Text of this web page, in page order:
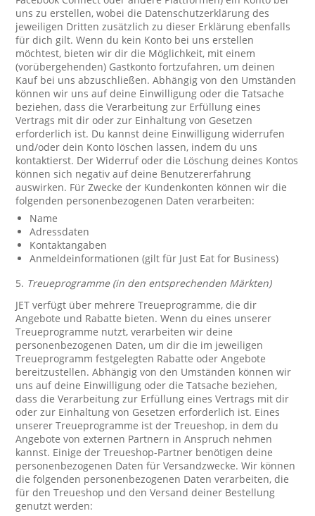
uns zu erstellen, wobei die Datenschutzerklärung des
jeweiligen Dritten zusätzlich zu dieser Erklärung ebenfalls
für dich gilt. Wenn du kein Konto bei uns erstellen
möchtest, bieten wir dir die Möglichkeit, mit einem
(vorübergehenden) Gastkonto fortzufahren, um deinen
Kauf bei uns abzuschließen. Abhängig von den Umständen
können wir uns auf deine Einwilligung oder die Tatsache
beziehen, dass die Verarbeitung zur Erfüllung eines
Vertrags mit dir oder zur Einhaltung von Gesetzen
erforderlich ist. Du kannst deine Einwilligung widerrufen
und/oder dein Konto löschen lassen, indem du uns
kontaktierst. Der Widerruf oder die Löschung deines Kontos
können sich negativ auf deine Benutzererfahrung
auswirken. Für Zwecke der Kundenkonten können wir die
folgenden personenbezogenen Daten verarbeiten:
Name
Adressdaten
Kontaktangaben
Anmeldeinformationen (gilt für Just Eat for Business)
5. Treueprogramme (in den entsprechenden Märkten)
JET verfügt über mehrere Treueprogramme, die dir
Angebote und Rabatte bieten. Wenn du eines unserer
Treueprogramme nutzt, verarbeiten wir deine
personenbezogenen Daten, um dir die im jeweiligen
Treueprogramm festgelegten Rabatte oder Angebote
bereitzustellen. Abhängig von den Umständen können wir
uns auf deine Einwilligung oder die Tatsache beziehen,
dass die Verarbeitung zur Erfüllung eines Vertrags mit dir
oder zur Einhaltung von Gesetzen erforderlich ist. Eines
unserer Treueprogramme ist der Treueshop, in dem du
Angebote von externen Partnern in Anspruch nehmen
kannst. Einige der Treueshop-Partner benötigen deine
personenbezogenen Daten für Versandzwecke. Wir können
die folgenden personenbezogenen Daten verarbeiten, die
für den Treueshop und den Versand deiner Bestellung
genutzt werden: